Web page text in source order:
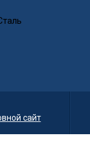
сайт